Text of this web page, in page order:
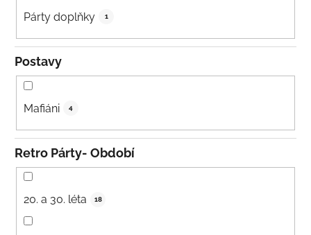
Párty doplňky 1
Postavy
Mafiáni 4
Retro Párty- Období
20. a 30. léta 18